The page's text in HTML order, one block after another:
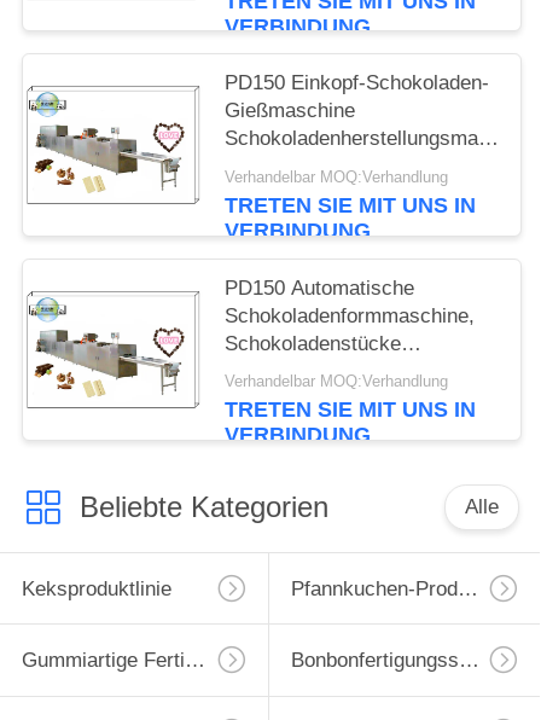
VERBINDUNG
PD150 Einkopf-Schokoladen-
Gießmaschine
Schokoladenablagermaschine
Verhandelbar MOQ:Verhandlung
TRETEN SIE MIT UNS IN
VERBINDUNG
PD150 Automatische
Schokoladenformmaschine,
Schokoladenstücke
Ablagerungslinie,
Schokoladengussmaschine
Ausrüstung
Verhandelbar MOQ:Verhandlung
TRETEN SIE MIT UNS IN
VERBINDUNG
Beliebte Kategorien Alle
Keksproduktlinie Pfannkuchen-Produktionslinie
Gummiartige Fertigungsstraße Bonbonfertigungsstraße